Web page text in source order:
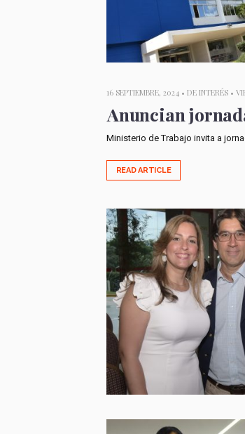
16 SEPTIEMBRE, 2024 • DE INTERÉS •
Anuncian
Ministerio de Trabajo invita a
READ ARTICLE